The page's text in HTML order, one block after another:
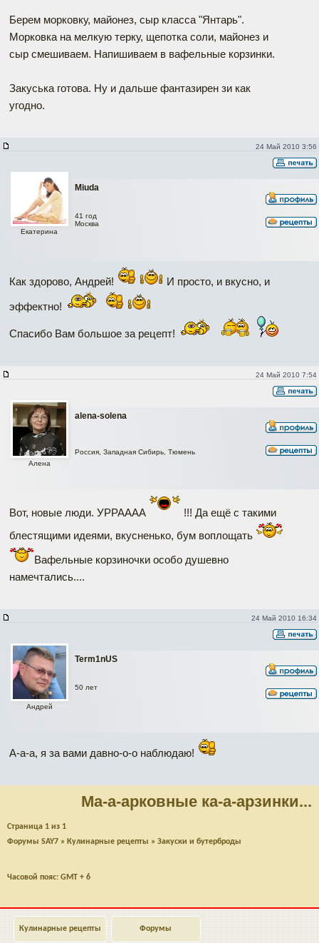
Берем морковку, майонез, сыр класса "Янтарь".
Морковка на мелкую терку, щепотка соли, майонез и
сыр смешиваем. Напишиваем в вафельные корзинки.
Закуська готова. Ну и дальше фантазирен зи как
угодно.
24 Май 2010 3:56
Miuda
Екатерина
41 год
Москва
Как здорово, Андрей! И просто, и вкусно, и
эффектно!
Спасибо Вам большое за рецепт!
24 Май 2010 7:54
alena-solena
Алена
Россия, Западная Сибирь, Тюмень
Вот, новые люди. УРРАААА
!!! Да ещё с такими
блестящими идеями, вкусненько, бум воплощать
Вафельные корзиночки особо душевно
намечтались....
24 Май 2010 16:34
Term1nUS
Андрей
50 лет
А-а-а, я за вами давно-о-о наблюдаю!
Ма-а-арковные ка-а-арзинки...
Страница 1 из 1
Форумы SAY7 » Кулинарные рецепты » Закуски и бутерброды
Часовой пояс: GMT + 6
Кулинарные рецепты Форумы